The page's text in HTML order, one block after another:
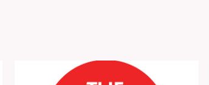
«дискредитации вооруженных сил»